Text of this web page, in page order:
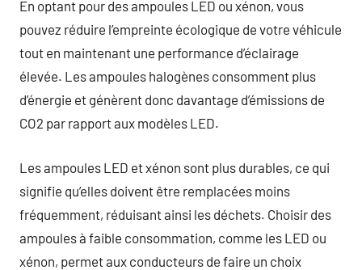
En optant pour des ampoules LED ou xénon, vous
pouvez réduire l’empreinte écologique de votre véhicule
tout en maintenant une performance d’éclairage
élevée. Les ampoules halogènes consomment plus
d’énergie et génèrent donc davantage d’émissions de
CO2 par rapport aux modèles LED.
Les ampoules LED et xénon sont plus durables, ce qui
signifie qu’elles doivent être remplacées moins
fréquemment, réduisant ainsi les déchets. Choisir des
ampoules à faible consommation, comme les LED ou
xénon, permet aux conducteurs de faire un choix